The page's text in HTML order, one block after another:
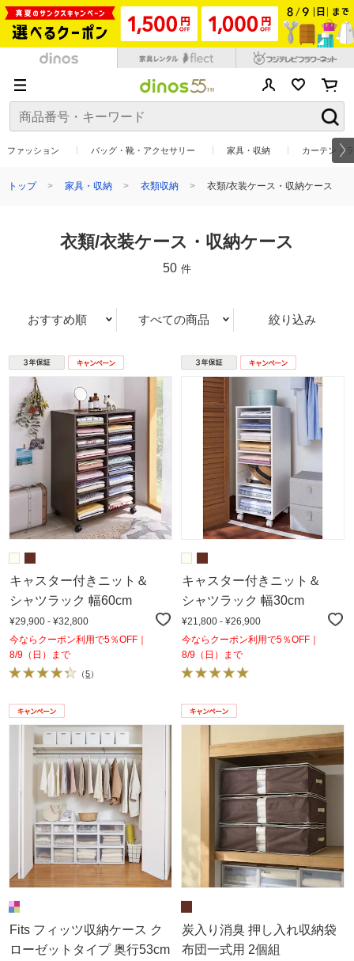
ファッション バッグ・靴・アクセサリー 家具・収納 カーテン・
トップ 家具・収納 衣類収納 衣類/衣装ケース・収納ケース
衣類/衣装ケース・収納ケース
50 件
おすすめ順 すべての商品 絞り込み
キャスター付きニット＆
シャツラック 幅60cm
¥29,900 - ¥32,800
今ならクーポン利用で5％OFF｜
8/9（日）まで
（5）
キャスター付きニット＆
シャツラック 幅30cm
¥21,800 - ¥26,900
今ならクーポン利用で5％OFF｜
8/9（日）まで
Fits フィッツ収納ケース ク
ローゼットタイプ 奥行53cm
炭入り消臭 押し入れ収納袋
布団一式用 2個組